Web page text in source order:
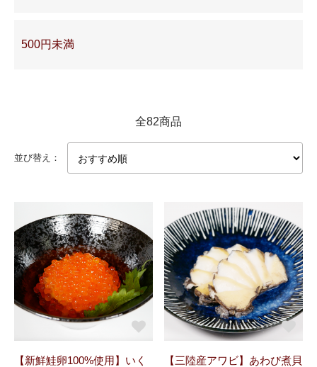
500円未満
全82商品
並び替え：
【新鮮鮭卵100%使用】いく
【三陸産アワビ】あわび煮貝